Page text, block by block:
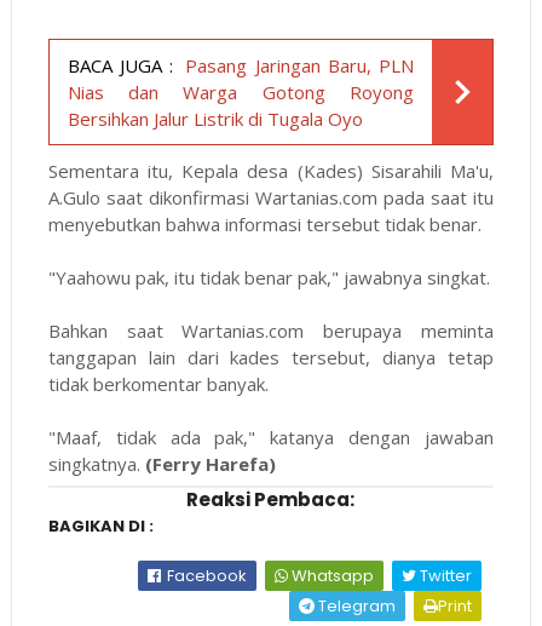
BACA JUGA : Pasang Jaringan Baru, PLN
Nias dan Warga Gotong Royong
Bersihkan Jalur Listrik di Tugala Oyo
Sementara itu, Kepala desa (Kades) Sisarahili Ma'u,
A.Gulo saat dikonfirmasi Wartanias.com pada saat itu
menyebutkan bahwa informasi tersebut tidak benar.
"Yaahowu pak, itu tidak benar pak," jawabnya singkat.
Bahkan saat Wartanias.com berupaya meminta
tanggapan lain dari kades tersebut, dianya tetap
tidak berkomentar banyak.
"Maaf, tidak ada pak," katanya dengan jawaban
singkatnya. (Ferry Harefa)
Reaksi Pembaca:
BAGIKAN DI :
Facebook Whatsapp
Twitter
Telegram
Print